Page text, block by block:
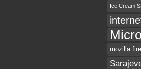
Ice Cream
mozilla